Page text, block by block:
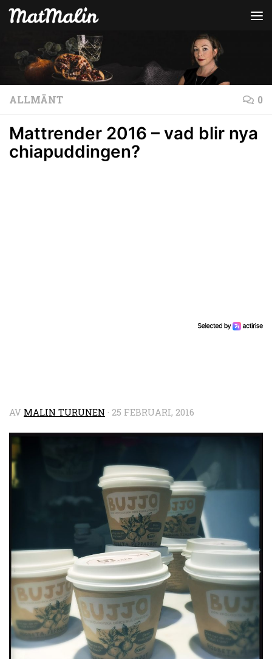
Hoppa till innehåll
ALLMÄNT 0
Mattrender 2016 – vad blir nya
chiapuddingen?
AV MALIN TURUNEN · 25 FEBRUARI, 2016